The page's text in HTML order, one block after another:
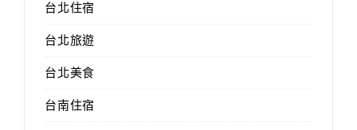
台北住宿
台北旅遊
台北美食
台南住宿